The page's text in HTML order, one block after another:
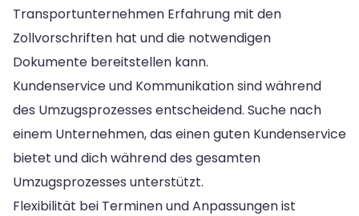
Transportunternehmen Erfahrung mit den
Zollvorschriften hat und die notwendigen
Dokumente bereitstellen kann.
Kundenservice und Kommunikation sind während
des Umzugsprozesses entscheidend. Suche nach
einem Unternehmen, das einen guten Kundenservice
bietet und dich während des gesamten
Umzugsprozesses unterstützt.
Flexibilität bei Terminen und Anpassungen ist